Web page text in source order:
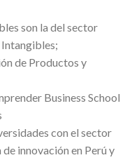
son la del sector
de Productos y
Business School
con el sector
innovación en Perú y